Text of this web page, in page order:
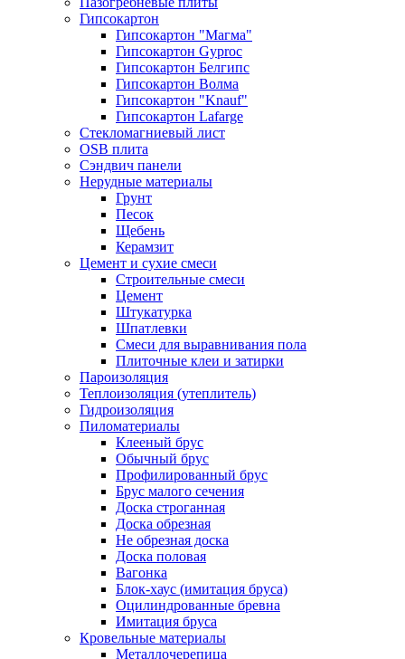
Гипсокартон
Гипсокартон "Магма"
Гипсокартон Gyproc
Гипсокартон Белгипс
Гипсокартон Волма
Гипсокартон "Knauf"
Гипсокартон Lafarge
Стекломагниевый лист
OSB плита
Сэндвич панели
Нерудные материалы
Грунт
Песок
Щебень
Керамзит
Цемент и сухие смеси
Строительные смеси
Цемент
Штукатурка
Шпатлевки
Смеси для выравнивания пола
Плиточные клеи и затирки
Пароизоляция
Теплоизоляция (утеплитель)
Гидроизоляция
Пиломатериалы
Клееный брус
Обычный брус
Профилированный брус
Брус малого сечения
Доска строганная
Доска обрезная
Не обрезная доска
Доска половая
Вагонка
Блок-хаус (имитация бруса)
Оцилиндрованные бревна
Имитация бруса
Кровельные материалы
Металлочерепица